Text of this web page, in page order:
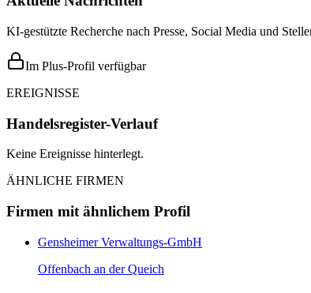
KI-gestützte Recherche nach Presse, Social Media und
Im Plus-Profil verfügbar
EREIGNISSE
Handelsregister-Verlauf
Keine Ereignisse hinterlegt.
ÄHNLICHE FIRMEN
Firmen mit ähnlichem Profil
Gensheimer Verwaltungs-GmbH
Offenbach an der Queich